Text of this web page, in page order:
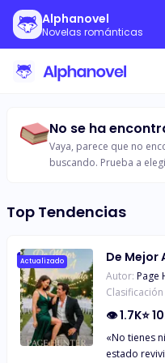
Alphanovel
Novelas románticas
No se ha
Vaya, parece que no
buscando. Prueba a
Top Tendencias
Actualizado De Mejor
Autor: Page
👁1.7K⭐
«No tienes
estado